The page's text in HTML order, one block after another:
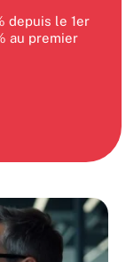
depuis le 1er
au premier